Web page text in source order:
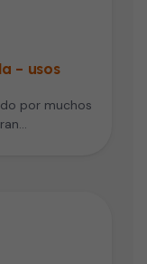
– usos
por muchos